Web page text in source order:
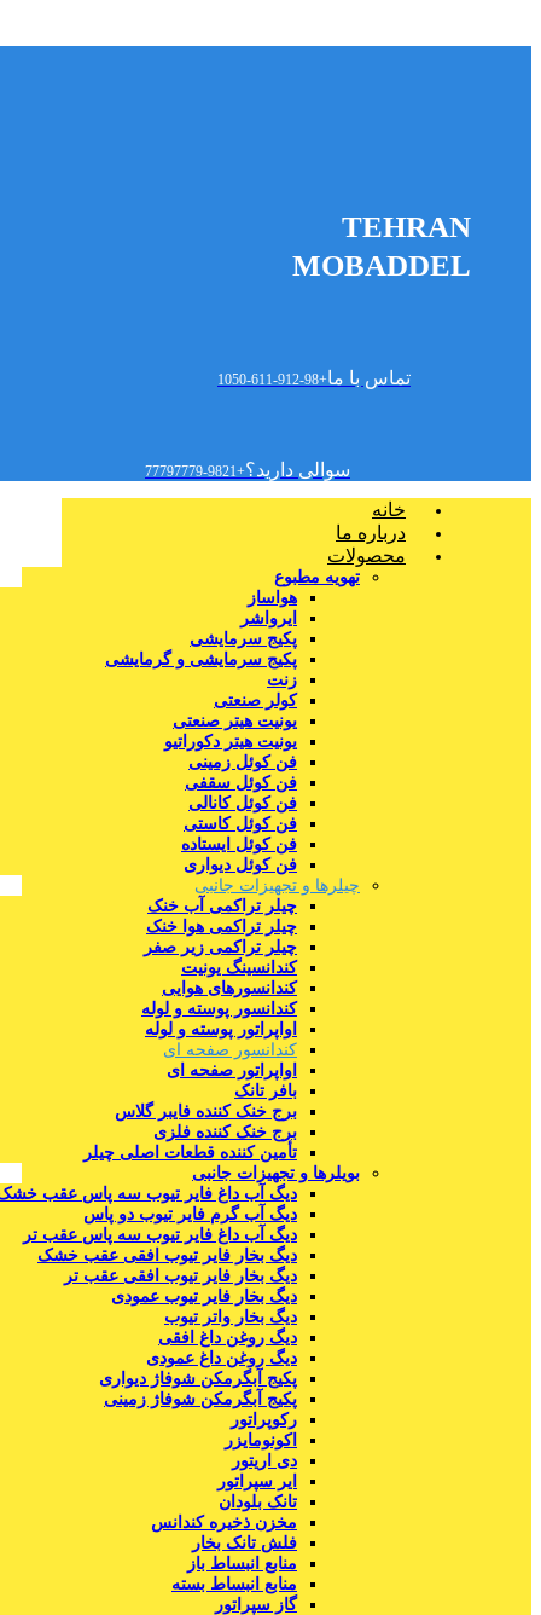
TEHRAN
MOBADDEL
تماس با ما+98-912-611-1050
سوالی دارید؟+9821-77797779
خانه
درباره ما
محصولات
تهویه مطبوع
هواساز
ایرواشر
پکیج سرمایشی
پکیج سرمایشی و گرمایشی
زنت
کولر صنعتی
یونیت هیتر صنعتی
یونیت هیتر دکوراتیو
فن کوئل زمینی
فن کوئل سقفی
فن کوئل کانالی
فن کوئل کاستی
فن کوئل ایستاده
فن کوئل دیواری
چیلرها و تجهیزات جانبی
چیلر تراکمی آب خنک
چیلر تراکمی هوا خنک
چیلر تراکمی زیر صفر
کندانسینگ یونیت
کندانسورهای هوایی
کندانسور پوسته و لوله
اواپراتور پوسته و لوله
کندانسور صفحه ای
اواپراتور صفحه ای
بافر تانک
برج خنک کننده فایبر گلاس
برج خنک کننده فلزی
تأمین کننده قطعات اصلی چیلر
بویلرها و تجهیزات جانبی
دیگ آب داغ فایر تیوب سه پاس عقب
دیگ آب گرم فایر تیوب دو پاس
دیگ آب داغ فایر تیوب سه پاس عقب تر
دیگ بخار فایر تیوب افقی عقب خشک
دیگ بخار فایر تیوب افقی عقب تر
دیگ بخار فایر تیوب عمودی
دیگ بخار واتر تیوب
دیگ روغن داغ افقی
دیگ روغن داغ عمودی
پکیج آبگرمکن شوفاژ دیواری
پکیج آبگرمکن شوفاژ زمینی
رکوپراتور
اکونومایزر
دی اریتور
ایر سپراتور
تانک بلودان
مخزن ذخیره کندانس
فلش تانک بخار
منابع انبساط باز
منابع انبساط بسته
گاز سپراتور